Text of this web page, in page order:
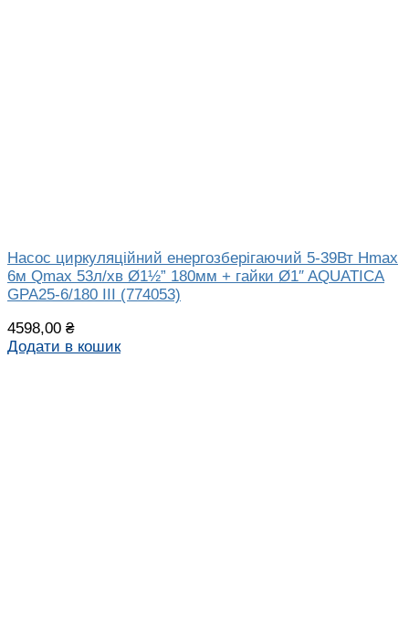
Насос циркуляційний енергозберігаючий 5-39Вт Hmax
6м Qmax 53л/хв Ø1½” 180мм + гайки Ø1″ AQUATICA
GPA25-6/180 III (774053)
4598,00 ₴
Додати в кошик